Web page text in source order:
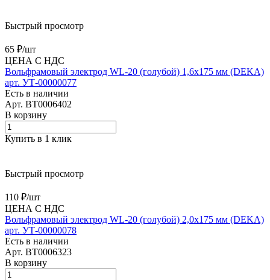
Быстрый просмотр
65 ₽/шт
ЦЕНА С НДС
Вольфрамовый электрод WL-20 (голубой) 1,6х175 мм (DEKA)
арт. УТ-00000077
Есть в наличии
Арт. BT0006402
В корзину
Купить в 1 клик
Быстрый просмотр
110 ₽/шт
ЦЕНА С НДС
Вольфрамовый электрод WL-20 (голубой) 2,0х175 мм (DEKA)
арт. УТ-00000078
Есть в наличии
Арт. BT0006323
В корзину